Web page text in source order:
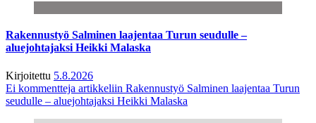
Rakennustyö Salminen laajentaa Turun seudulle –
aluejohtajaksi Heikki Malaska
Kirjoitettu 5.8.2026
Ei kommentteja artikkeliin Rakennustyö Salminen laajentaa Turun
seudulle – aluejohtajaksi Heikki Malaska